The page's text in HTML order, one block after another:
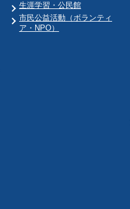
生涯学習・公民館
市民公益活動（ボランティ
ア・NPO）